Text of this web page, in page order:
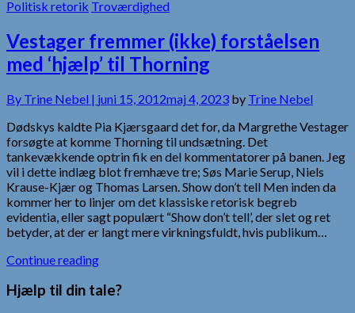
Politisk retorik Troværdighed
Vestager fremmer (ikke) forståelsen
med ‘hjælp’ til Thorning
By Trine Nebel | juni 15, 2012maj 4, 2023 by Trine Nebel
Dødskys kaldte Pia Kjærsgaard det for, da Margrethe Vestager
forsøgte at komme Thorning til undsætning. Det
tankevækkende optrin fik en del kommentatorer på banen. Jeg
vil i dette indlæg blot fremhæve tre; Søs Marie Serup, Niels
Krause-Kjær og Thomas Larsen. Show don’t tell Men inden da
kommer her to linjer om det klassiske retorisk begreb
evidentia, eller sagt populært “Show don’t tell’, der slet og ret
betyder, at der er langt mere virkningsfuldt, hvis publikum…
Continue reading
Hjælp til din tale?